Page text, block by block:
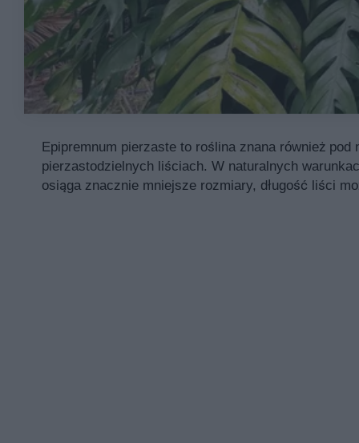
Epipremnum pierzaste to roślina znana również
pierzastodzielnych liściach. W naturalnych
osiąga znacznie mniejsze rozmiary, długość liści